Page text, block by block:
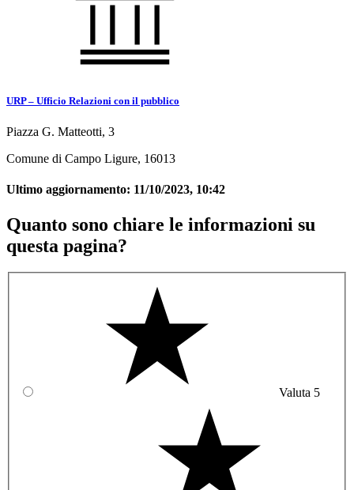
URP – Ufficio Relazioni con il pubblico
Piazza G. Matteotti, 3
Comune di Campo Ligure, 16013
Ultimo aggiornamento: 11/10/2023, 10:42
Quanto sono chiare le informazioni su
questa pagina?
Valuta 5